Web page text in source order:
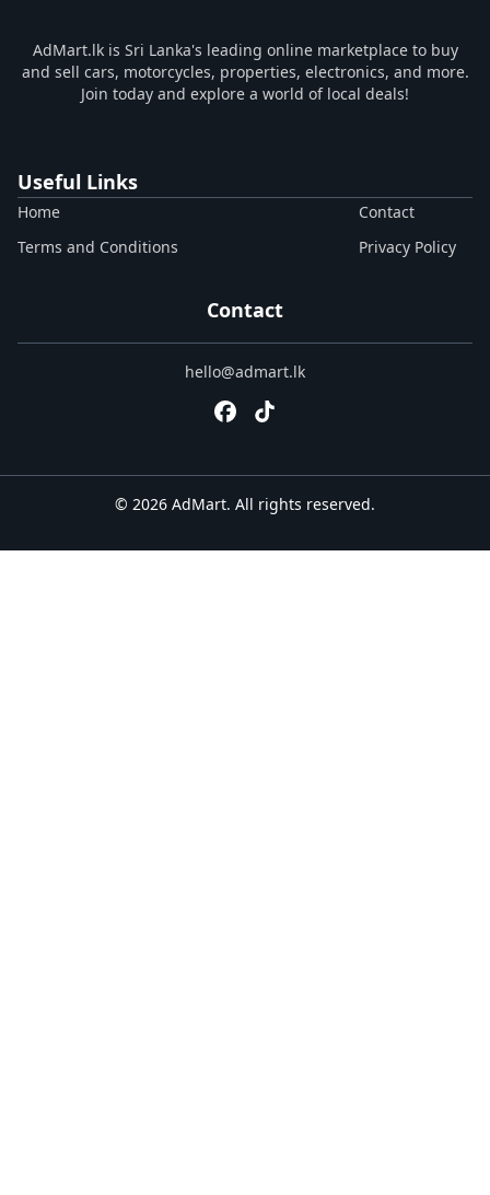
AdMart.lk is Sri Lanka's leading online marketplace to buy
and sell cars, motorcycles, properties, electronics, and more.
Join today and explore a world of local deals!
Useful Links
Home
Terms and Conditions
Contact
Privacy Policy
Contact
hello@admart.lk
© 2026 AdMart. All rights reserved.